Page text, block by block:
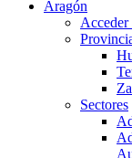
Aragón
Acceder
Sectores